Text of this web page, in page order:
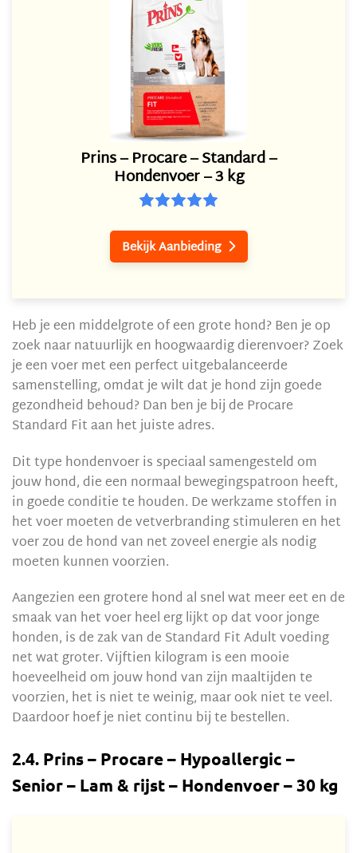
Prins – Procare – Standard –
Hondenvoer – 3 kg
Bekijk Aanbieding 
Heb je een middelgrote of een grote hond? Ben je op
zoek naar natuurlijk en hoogwaardig dierenvoer? Zoek
je een voer met een perfect uitgebalanceerde
samenstelling, omdat je wilt dat je hond zijn goede
gezondheid behoud? Dan ben je bij de Procare
Standard Fit aan het juiste adres.
Dit type hondenvoer is speciaal samengesteld om
jouw hond, die een normaal bewegingspatroon heeft,
in goede conditie te houden. De werkzame stoffen in
het voer moeten de vetverbranding stimuleren en het
voer zou de hond van net zoveel energie als nodig
moeten kunnen voorzien.
Aangezien een grotere hond al snel wat meer eet en de
smaak van het voer heel erg lijkt op dat voor jonge
honden, is de zak van de Standard Fit Adult voeding
net wat groter. Vijftien kilogram is een mooie
hoeveelheid om jouw hond van zijn maaltijden te
voorzien, het is niet te weinig, maar ook niet te veel.
Daardoor hoef je niet continu bij te bestellen.
2.4. Prins – Procare – Hypoallergic –
Senior – Lam & rijst – Hondenvoer – 30 kg